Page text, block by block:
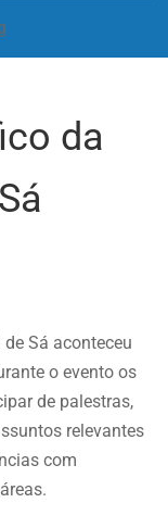
da
Sá aconteceu
o evento os
de palestras,
relevantes
com